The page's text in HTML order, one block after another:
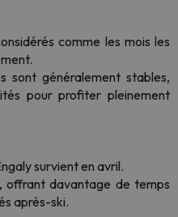
comme les mois les
sont généralement stables,
pour profiter pleinement
survient en avril.
offrant davantage de temps
après-ski.